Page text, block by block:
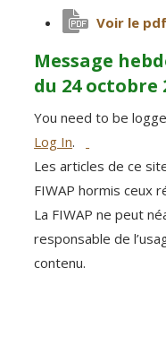
Voir le pdf
Message
du 24 octobre
You need to be
Log In.
Les articles de ce
FIWAP hormis ceux
La FIWAP ne peut
responsable de
contenu.